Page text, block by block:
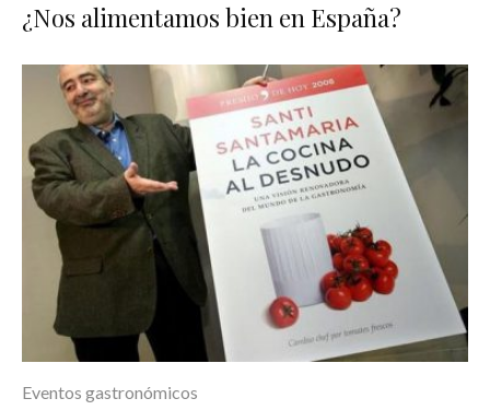
¿Nos alimentamos bien en España?
Eventos gastronómicos